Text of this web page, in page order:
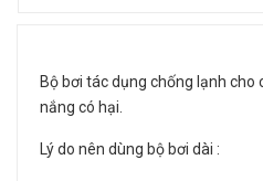
Bộ bơi tác dụng chống lạnh cho
nắng có hại.
Lý do nên dùng bộ bơi dài :